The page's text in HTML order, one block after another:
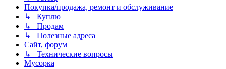
Покупка/продажа, ремонт и обслуживание
↳ Куплю
↳ Продам
↳ Полезные адреса
Сайт, форум
↳ Технические вопросы
Мусорка